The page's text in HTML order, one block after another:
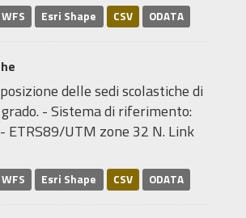
WFS Esri Shape CSV ODATA
delle sedi scolastiche di
- Sistema di riferimento:
ETRS89/UTM zone 32 N. Link
WFS Esri Shape CSV ODATA